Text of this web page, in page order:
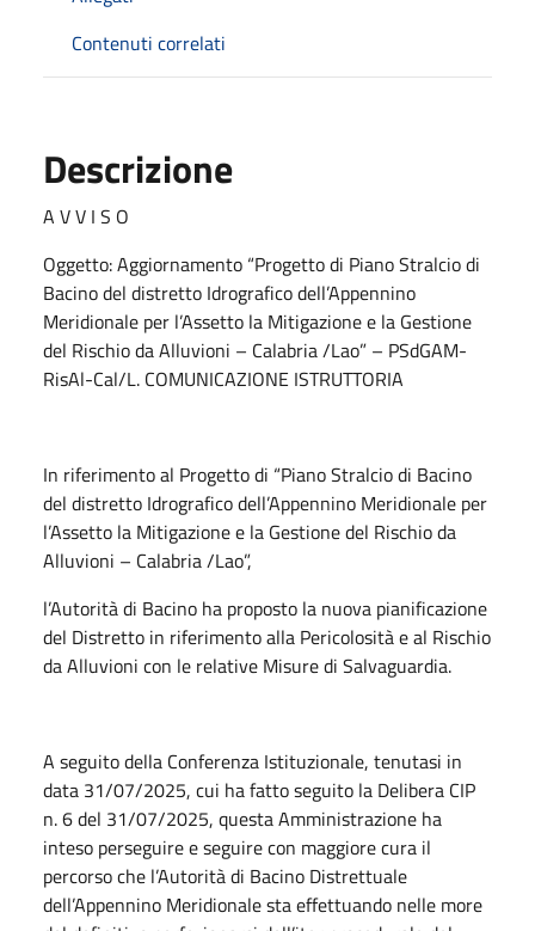
Contenuti correlati
Descrizione
A V V I S O
Oggetto: Aggiornamento “Progetto di Piano Stralcio di
Bacino del distretto Idrografico dell’Appennino
Meridionale per l’Assetto la Mitigazione e la Gestione
del Rischio da Alluvioni – Calabria /Lao” – PSdGAM-
RisAl-Cal/L. COMUNICAZIONE ISTRUTTORIA
In riferimento al Progetto di “Piano Stralcio di Bacino
del distretto Idrografico dell’Appennino Meridionale per
l’Assetto la Mitigazione e la Gestione del Rischio da
Alluvioni – Calabria /Lao”,
l’Autorità di Bacino ha proposto la nuova pianificazione
del Distretto in riferimento alla Pericolosità e al Rischio
da Alluvioni con le relative Misure di Salvaguardia.
A seguito della Conferenza Istituzionale, tenutasi in
data 31/07/2025, cui ha fatto seguito la Delibera CIP
n. 6 del 31/07/2025, questa Amministrazione ha
inteso perseguire e seguire con maggiore cura il
percorso che l’Autorità di Bacino Distrettuale
dell’Appennino Meridionale sta effettuando nelle more